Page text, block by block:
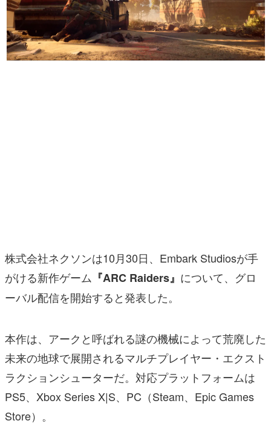
なんでゲームは面白い？
ゲーム開発者・hamatsu氏がゲームの魅力を画面や操作の
具体的な形から解き明かしていく、硬派で骨太な評論連載
です。
その他
電ファミニコゲーマーとは？
運営：株式会社マレ
株式会社ネクソンは10月30日、Embark Studiosが手
がける新作ゲーム 『ARC Raiders』 について、グロ
ーバル配信を開始すると発表した。
本作は、アークと呼ばれる謎の機械によって荒廃した
未来の地球で展開されるマルチプレイヤー・エクスト
ラクションシューターだ。対応プラットフォームは
PS5、Xbox Series X|S、PC（Steam、Epic Games
Store）。